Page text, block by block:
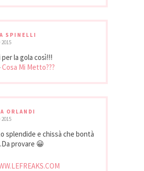
SPINELLI
2015
la gola così!!!
Cosa Mi Metto???
ORLANDI
2015
splendide e chissà che bontà
provare 😀